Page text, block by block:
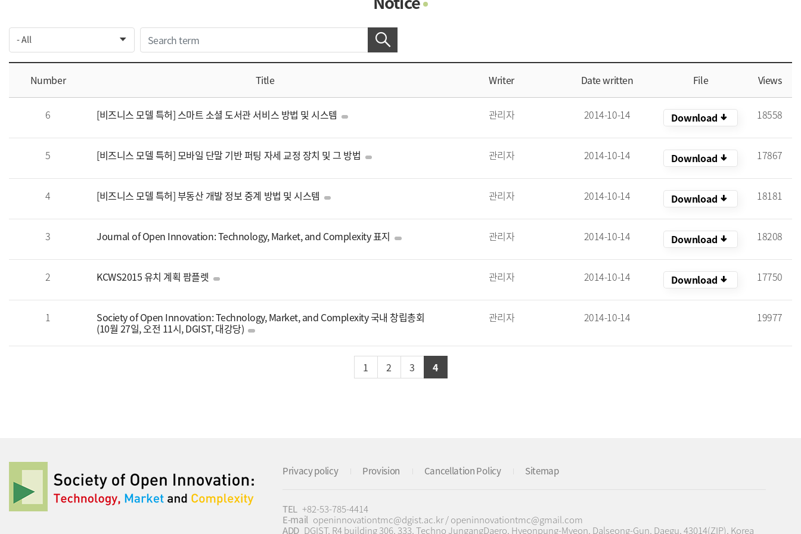
Contacts
Notice
Number Title Writer Date written File Views
6 [비즈니스 모델 특허] 스마트 소셜 도서관 서비스 방법 및 시스템 관리자 2014-10-14 Download arrow_downward_alt 18558
5 [비즈니스 모델 특허] 모바일 단말 기반 퍼팅 자세 교정 장치 및 그 방법 관리자 2014-10-14 Download arrow_downward_alt 17867
4 [비즈니스 모델 특허] 부동산 개발 정보 중계 방법 및 시스템 관리자 2014-10-14 Download arrow_downward_alt 18181
3 Journal of Open Innovation: Technology, Market, and Complexity 표지 관리자 2014-10-14 Download arrow_downward_alt 18208
2 KCWS2015 유치 계획 팜플렛 관리자 2014-10-14 Download arrow_downward_alt 17750
1 Society of Open Innovation: Technology, Market, and Complexity 국내 창립총회
(10월 27일, 오전 11시, DGIST, 대강당)
관리자 2014-10-14 19977
1 2 3 4
Privacy policy Provision Cancellation Policy Sitemap
TEL +82-53-785-4414
E-mail openinnovationtmc@dgist.ac.kr / openinnovationtmc@gmail.com
ADD DGIST, R4 building 306, 333, Techno JungangDaero, Hyeonpung-Myeon, Dalseong-Gun, Daegu, 43014(ZIP), Korea